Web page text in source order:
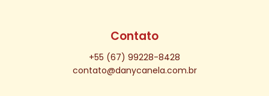
Contato
+55 (67) 99228-8428
contato@danycanela.com.br